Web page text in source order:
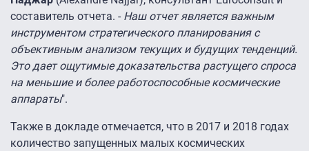
составитель отчета. - Наш отчет является важным
инструментом стратегического планирования с
объективным анализом текущих и будущих тенденций.
Это дает ощутимые доказательства растущего спроса
на меньшие и более работоспособные космические
аппараты".
Также в докладе отмечается, что в 2017 и 2018 годах
количество запущенных малых космических